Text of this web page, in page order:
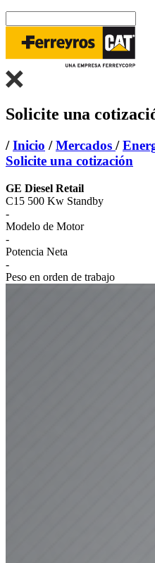
Solicite una
/Inicio /Mercados /
Solicite una cotización
GE Diesel Retail
C15 500 Kw Standby
-
Modelo de Motor
-
Potencia Neta
-
Peso en orden de trabajo